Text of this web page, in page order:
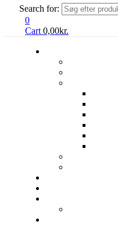
Search for:
0
Cart 0,00kr.